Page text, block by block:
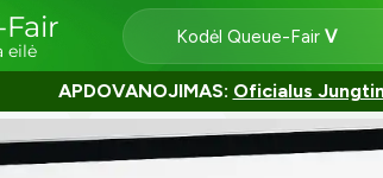
eilė
Kodėl Queue-Fair
APDOVANOJIMAS: Oficialus